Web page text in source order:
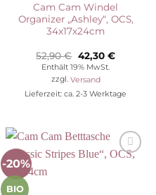
Cam Cam Windel
Organizer „Ashley“, OCS,
34x17x24cm
52,90€ Ursprünglicher
Preis
war:
52,90 €
42,30 €
Enthält 19% MwSt.
zzgl. Versand
Lieferzeit: ca. 2-3 Werktage
-20%
BIO